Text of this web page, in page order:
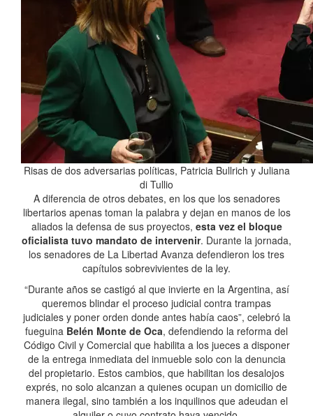
Risas de dos adversarias políticas, Patricia Bullrich y Juliana
di Tullio
A diferencia de otros debates, en los que los senadores
libertarios apenas toman la palabra y dejan en manos de los
aliados la defensa de sus proyectos, esta vez el bloque
oficialista tuvo mandato de intervenir. Durante la jornada,
los senadores de La Libertad Avanza defendieron los tres
capítulos sobrevivientes de la ley.
“Durante años se castigó al que invierte en la Argentina, así
queremos blindar el proceso judicial contra trampas
judiciales y poner orden donde antes había caos”, celebró la
fueguina Belén Monte de Oca, defendiendo la reforma del
Código Civil y Comercial que habilita a los jueces a disponer
de la entrega inmediata del inmueble solo con la denuncia
del propietario. Estos cambios, que habilitan los desalojos
exprés, no solo alcanzan a quienes ocupan un domicilio de
manera ilegal, sino también a los inquilinos que adeudan el